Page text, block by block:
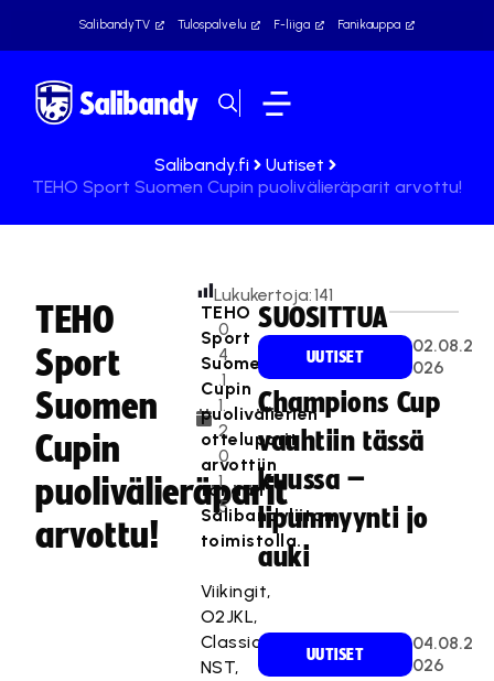
SalibandyTV Tulospalvelu F-liiga Fanikauppa
Salibandy.fi
Uutiset
TEHO Sport Suomen Cupin puolivälieräparit arvottu!
TEHO
Sport
Suomen
Cupin
puolivälieräparit
arvottu!
0
4
.1
1.
2
0
1
5
Lukukertoja:141
TEHO
Sport
Suomen
Cupin
puolivälierien
otteluparit
arvottiin
tänään
Salibandyliiton
toimistolla.
Viikingit,
O2JKL,
Classic,
NST,
SUOSITTUA
UUTISET
02.08.2
026
Champions Cup
vauhtiin tässä
kuussa –
lipunmyynti jo
auki
UUTISET
04.08.2
026